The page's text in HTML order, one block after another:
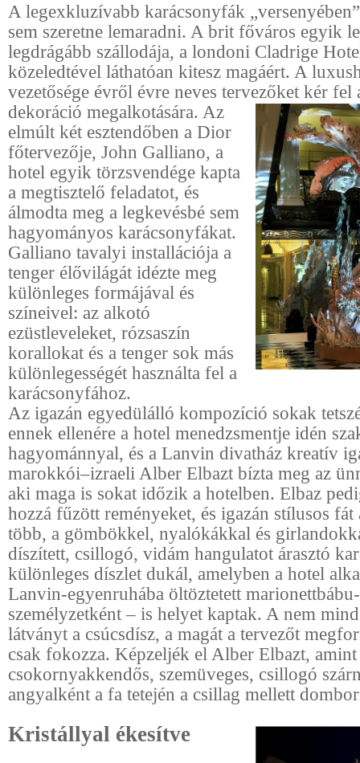
A legexkluzívabb karácsonyfák
sem szeretne lemaradni. A brit főváros egyik
legdrágább szállodája, a londoni Cladrige
közeledtével láthatóan kitesz magáért. A
vezetősége évről évre neves tervezőket kér fel
dekoráció megalkotására. Az
elmúlt két esztendőben a Dior
főtervezője, John Galliano, a
hotel egyik törzsvendége kapta
a megtisztelő feladatot, és
álmodta meg a legkevésbé sem
hagyományos karácsonyfákat.
Galliano tavalyi installációja a
tenger élővilágát idézte meg
különleges formájával és
színeivel: az alkotó
ezüstleveleket, rózsaszín
korallokat és a tenger sok más
különlegességét használta fel a
karácsonyfához.
Az igazán egyedülálló kompozíció sokak
ennek ellenére a hotel menedzsmentje idén
hagyománnyal, és a Lanvin divatház kreatív
marokkói–izraeli Alber Elbazt bízta meg az
aki maga is sokat időzik a hotelben. Elbaz
hozzá fűzött reményeket, és igazán stílusos
több, a gömbökkel, nyalókákkal és
díszített, csillogó, vidám hangulatot árasztó
különleges díszlet dukál, amelyben a hotel
Lanvin-egyenruhába öltöztetett marionettbábu-
személyzetként – is helyet kaptak. A nem
látványt a csúcsdísz, a magát a tervezőt
csak fokozza. Képzeljék el Alber Elbazt,
csokornyakkendős, szemüveges, csillogó
angyalként a fa tetején a csillag mellett
Kristállyal ékesítve